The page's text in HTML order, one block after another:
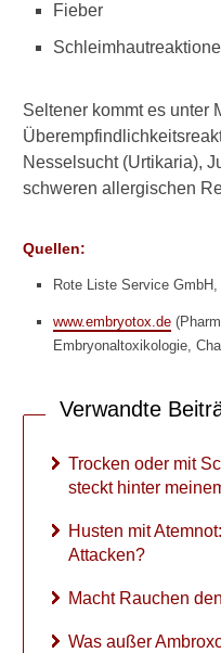
Fieber
Seltener kommt es unter
Nesselsucht (Urtikaria),
schweren allergischen
Quellen:
Rote Liste Service
www.embryotox.de
Embryonaltoxikologie,
Verwandte
Trocken oder mit
steckt hinter
Husten mit
Attacken?
Macht Rauchen
Was außer
Bronchitis:
Asthma:
COPD: Behandlung
►
Krankheiten
Diagnostik
Therapieverfahren